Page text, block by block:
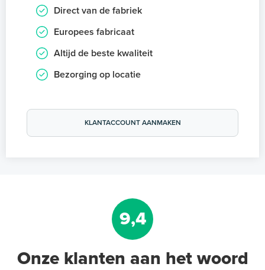
Direct van de fabriek
Europees fabricaat
Altijd de beste kwaliteit
Bezorging op locatie
KLANTACCOUNT AANMAKEN
9,4
Onze klanten aan het woord